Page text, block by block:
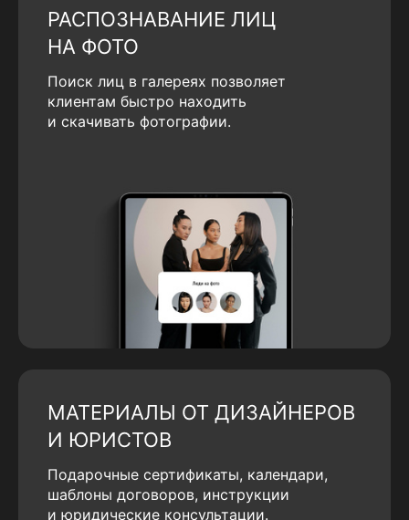
РАСПОЗНАВАНИЕ ЛИЦ
НА ФОТО
Поиск лиц в галереях позволяет
клиентам быстро находить
и скачивать фотографии.
МАТЕРИАЛЫ ОТ ДИЗАЙНЕРОВ
И ЮРИСТОВ
Подарочные сертификаты, календари,
шаблоны договоров, инструкции
и юридические консультации.